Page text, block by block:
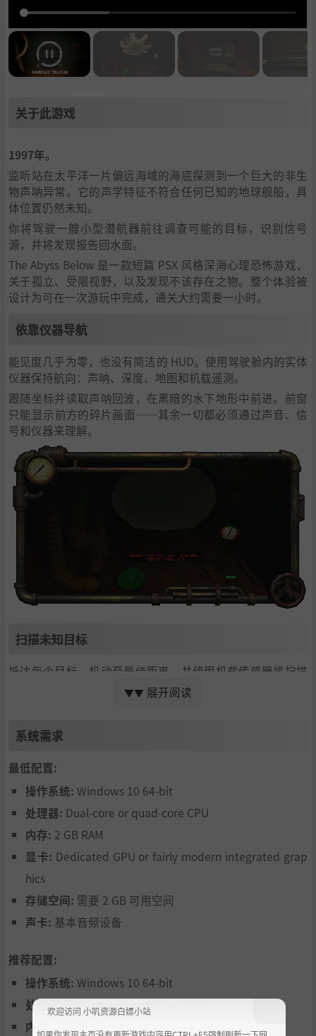
关于此游戏
1997年。
监听站在太平洋一片偏远海域的海底探测到一个巨大的非生
物声呐异常。它的声学特征不符合任何已知的地球舰船，具
体位置仍然未知。
你将驾驶一艘小型潜航器前往调查可能的目标，识别信号
源，并将发现报告回水面。
The Abyss Below 是一款短篇 PSX 风格深海心理恐怖游戏，
关于孤立、受限视野，以及发现不该存在之物。整个体验被
设计为可在一次游玩中完成，通关大约需要一小时。
依靠仪器导航
能见度几乎为零，也没有简洁的 HUD。使用驾驶舱内的实体
仪器保持航向：声呐、深度、地图和机载遥测。
跟随坐标并读取声呐回波，在黑暗的水下地形中前进。前窗
只能显示前方的碎片画面——其余一切都必须通过声音、信
号和仪器来理解。
扫描未知目标
抵达每个目标，机动至最佳距离，并使用机载传感器将扫描
追踪异常源
面。
这场对未知声呐异常的搜索，逐渐通向某个隐藏在海床之下
的东西。失真的无线电联络、不可能存在的结构，以及无法
解释的信号，开始一步步重塑这次任务。
▼▼ 展开阅读
系统需求
最低配置:
操作系统: Windows 10 64-bit
处理器: Dual-core or quad-core CPU
内存: 2 GB RAM
显卡: Dedicated GPU or fairly modern integrated grap
hics
存储空间: 需要 2 GB 可用空间
声卡: 基本音频设备
推荐配置:
操作系统: Windows 10 64-bit
处理器:Dual-core or quad-core CPU
内存:
欢迎访问 小叽资源白嫖小站